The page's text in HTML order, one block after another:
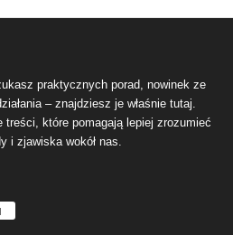
praktycznych porad, nowinek ze
– znajdziesz je właśnie tutaj.
treści, które pomagają lepiej zrozumieć
i zjawiska wokół nas.